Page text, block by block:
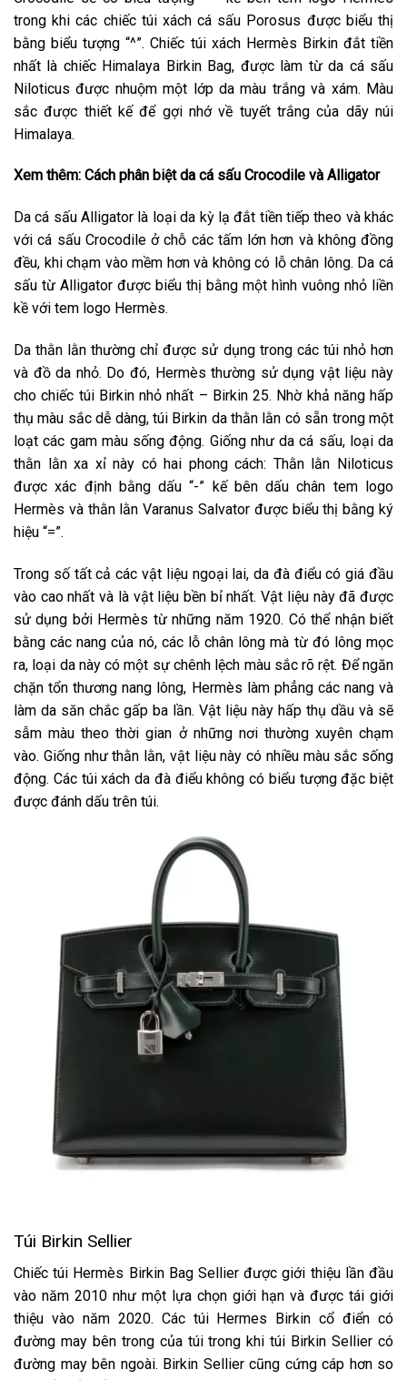
trong khi các chiếc túi xách cá sấu Porosus được biểu thị
bằng biểu tượng “^”. Chiếc túi xách Hermès Birkin đắt tiền
nhất là chiếc Himalaya Birkin Bag, được làm từ da cá sấu
Niloticus được nhuộm một lớp da màu trắng và xám. Màu
sắc được thiết kế để gợi nhớ về tuyết trắng của dãy núi
Himalaya.
Xem thêm: Cách phân biệt da cá sấu Crocodile và Alligator
Da cá sấu Alligator là loại da kỳ lạ đắt tiền tiếp theo và khác
với cá sấu Crocodile ở chỗ các tấm lớn hơn và không đồng
đều, khi chạm vào mềm hơn và không có lỗ chân lông. Da cá
sấu từ Alligator được biểu thị bằng một hình vuông nhỏ liền
kề với tem logo Hermès.
Da thằn lằn thường chỉ được sử dụng trong các túi nhỏ hơn
và đồ da nhỏ. Do đó, Hermès thường sử dụng vật liệu này
cho chiếc túi Birkin nhỏ nhất – Birkin 25. Nhờ khả năng hấp
thụ màu sắc dễ dàng, túi Birkin da thằn lằn có sẵn trong một
loạt các gam màu sống động. Giống như da cá sấu, loại da
thằn lằn xa xỉ này có hai phong cách: Thằn lằn Niloticus
được xác định bằng dấu “-” kế bên dấu chân tem logo
Hermès và thằn lằn Varanus Salvator được biểu thị bằng ký
hiệu “=”.
Trong số tất cả các vật liệu ngoại lai, da đà điểu có giá đầu
vào cao nhất và là vật liệu bền bỉ nhất. Vật liệu này đã được
sử dụng bởi Hermès từ những năm 1920. Có thể nhận biết
bằng các nang của nó, các lỗ chân lông mà từ đó lông mọc
ra, loại da này có một sự chênh lệch màu sắc rõ rệt. Để ngăn
chặn tổn thương nang lông, Hermès làm phẳng các nang và
làm da săn chắc gấp ba lần. Vật liệu này hấp thụ dầu và sẽ
sẫm màu theo thời gian ở những nơi thường xuyên chạm
vào. Giống như thằn lằn, vật liệu này có nhiều màu sắc sống
động. Các túi xách da đà điểu không có biểu tượng đặc biệt
được đánh dấu trên túi.
Túi Birkin Sellier
Chiếc túi Hermès Birkin Bag Sellier được giới thiệu lần đầu
vào năm 2010 như một lựa chọn giới hạn và được tái giới
thiệu vào năm 2020. Các túi Hermes Birkin cổ điển có
đường may bên trong của túi trong khi túi Birkin Sellier có
đường may bên ngoài. Birkin Sellier cũng cứng cáp hơn so